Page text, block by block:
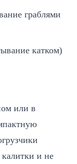
граблями
катком)
или в
и не